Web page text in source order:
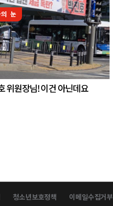
눈
위원장님! 이건 아닌데요
청소년보호정책 이메일수집거부